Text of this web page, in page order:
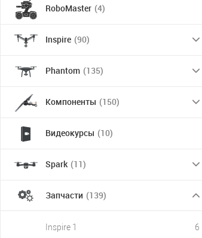
RoboMaster (4)
Inspire (90)
Phantom (135)
Компоненты (150)
Видеокурсы (10)
Spark (11)
Запчасти (139)
Inspire 1 6